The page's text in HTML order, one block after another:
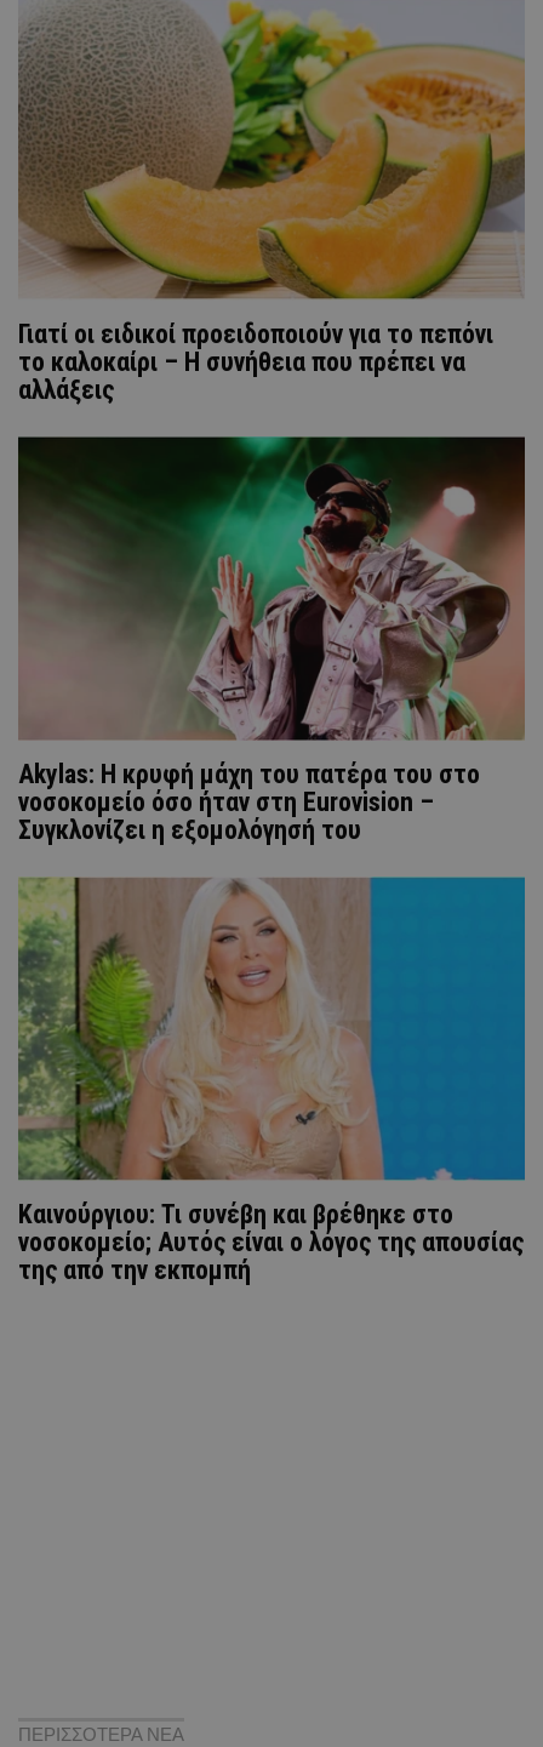
Γιατί οι ειδικοί προειδοποιούν για το πεπόνι
το καλοκαίρι – Η συνήθεια που πρέπει να
αλλάξεις
Akylas: Η κρυφή μάχη του πατέρα του στο
νοσοκομείο όσο ήταν στη Eurovision –
Συγκλονίζει η εξομολόγησή του
Καινούργιου: Τι συνέβη και βρέθηκε στο
νοσοκομείο; Αυτός είναι ο λόγος της απουσίας
της από την εκπομπή
ΠΕΡΙΣΣΟΤΕΡΑ ΝΕΑ